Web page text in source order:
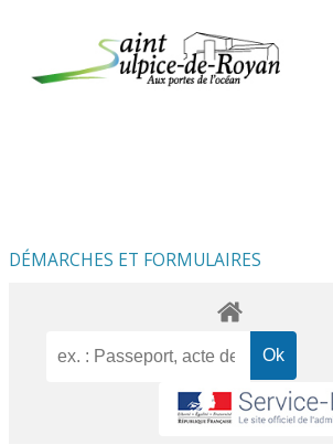
DÉMARCHES ET FORMULAIRES